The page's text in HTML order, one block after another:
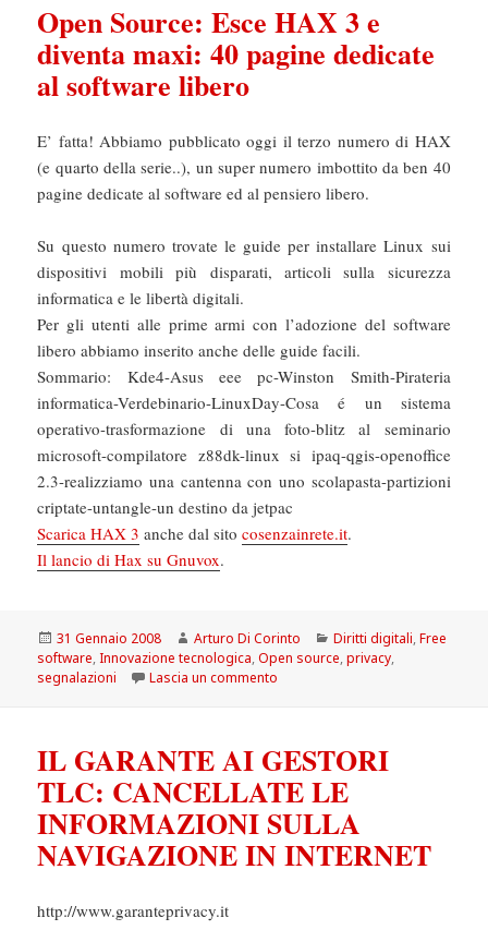
Open Source: Esce HAX 3 e
diventa maxi: 40 pagine dedicate
al software libero
E’ fatta! Abbiamo pubblicato oggi il terzo numero di HAX
(e quarto della serie..), un super numero imbottito da ben 40
pagine dedicate al software ed al pensiero libero.
Su questo numero trovate le guide per installare Linux sui
dispositivi mobili più disparati, articoli sulla sicurezza
informatica e le libertà digitali.
Per gli utenti alle prime armi con l’adozione del software
libero abbiamo inserito anche delle guide facili.
Sommario: Kde4-Asus eee pc-Winston Smith-Pirateria
informatica-Verdebinario-LinuxDay-Cosa é un sistema
operativo-trasformazione di una foto-blitz al seminario
microsoft-compilatore z88dk-linux si ipaq-qgis-openoffice
2.3-realizziamo una cantenna con uno scolapasta-partizioni
criptate-untangle-un destino da jetpac
Scarica HAX 3 anche dal sitocosenzainrete.it.
Il lancio di Hax su Gnuvox.
Scritto
il
31 Gennaio 2008 Autore
Arturo Di Corinto Categorie
Diritti digitali,Free
software,Innovazione tecnologica,Open source,privacy,
segnalazioni
Lascia un commento
IL GARANTE AI GESTORI
TLC: CANCELLATE LE
INFORMAZIONI SULLA
NAVIGAZIONE IN INTERNET
http://www.garanteprivacy.it